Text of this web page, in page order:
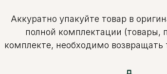
Аккуратно упакуйте товар в
полной комплектации (товары,
комплекте, необходимо возвращать